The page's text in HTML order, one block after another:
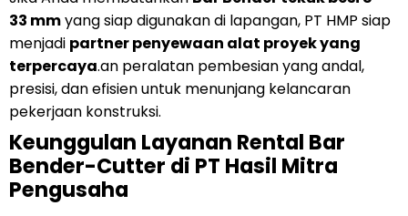
33 mmyang siap digunakan di lapangan, PT HMP siap
menjadi partner penyewaan alat proyek yang
terpercaya.an peralatan pembesian yang andal,
presisi, dan efisien untuk menunjang kelancaran
pekerjaan konstruksi.
Keunggulan Layanan Rental Bar
Bender-Cutter di PT Hasil Mitra
Pengusaha